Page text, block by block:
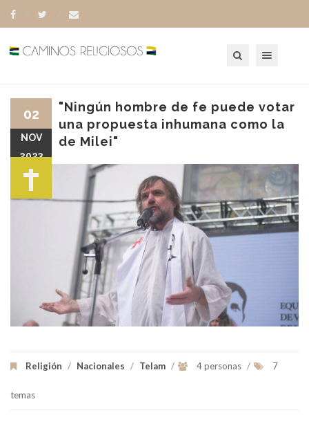
"Ningún hombre de fe puede votar
una propuesta inhumana como la
de Milei"
Religión / Nacionales / Telam / 4 personas / 7
temas
02
NOV
2023